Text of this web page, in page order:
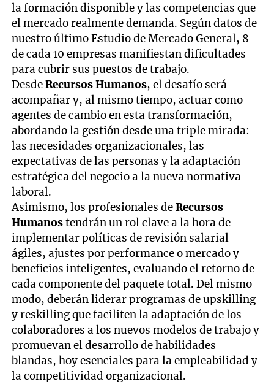
la formación disponible y las competencias que
el mercado realmente demanda. Según datos de
nuestro último Estudio de Mercado General, 8
de cada 10 empresas manifiestan dificultades
para cubrir sus puestos de trabajo.
DesdeRecursos Humanos, el desafío será
acompañar y, al mismo tiempo, actuar como
agentes de cambio en esta transformación,
abordando la gestión desde una triple mirada:
las necesidades organizacionales, las
expectativas de las personas y la adaptación
estratégica del negocio a la nueva normativa
laboral.
Asimismo, los profesionales deRecursos
Humanostendrán un rol clave a la hora de
implementar políticas de revisión salarial
ágiles, ajustes por performance o mercado y
beneficios inteligentes, evaluando el retorno de
cada componente del paquete total. Del mismo
modo, deberán liderar programas de upskilling
y reskilling que faciliten la adaptación de los
colaboradores a los nuevos modelos de trabajo y
promuevan el desarrollo de habilidades
blandas, hoy esenciales para la empleabilidad y
la competitividad organizacional.